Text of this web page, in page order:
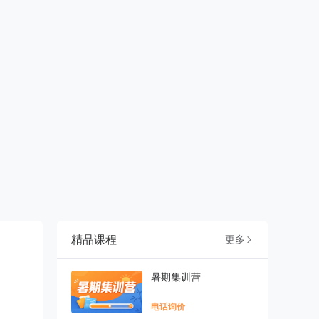
精品课程 更多 
暑期集训营
电话询价